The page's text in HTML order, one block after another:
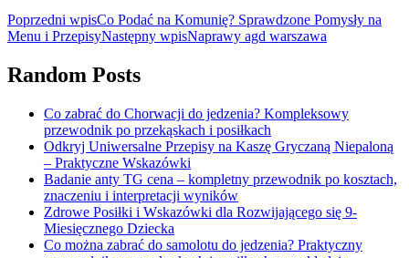
Poprzedni wpisCo Podać na Komunię? Sprawdzone Pomysły na
Menu i PrzepisyNastępny wpisNaprawy agd warszawa
Random Posts
Co zabrać do Chorwacji do jedzenia? Kompleksowy
przewodnik po przekąskach i posiłkach
Odkryj Uniwersalne Przepisy na Kaszę Gryczaną Niepaloną
– Praktyczne Wskazówki
Badanie anty TG cena – kompletny przewodnik po kosztach,
znaczeniu i interpretacji wyników
Zdrowe Posiłki i Wskazówki dla Rozwijającego się 9-
Miesięcznego Dziecka
Co można zabrać do samolotu do jedzenia? Praktyczny